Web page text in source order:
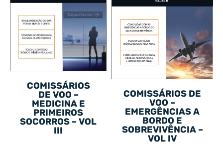
COMISSÁRIOS
DE VOO –
MEDICINA E
PRIMEIROS
SOCORROS – VOL
III
COMISSÁRIOS DE
VOO –
EMERGÊNCIAS A
BORDO E
SOBREVIVÊNCIA –
VOL IV